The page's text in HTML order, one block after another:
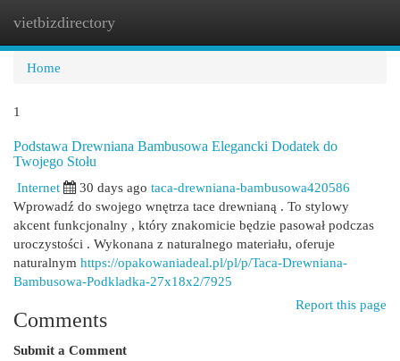
vietbizdirectory
Home
1
Podstawa Drewniana Bambusowa Elegancki Dodatek do
Twojego Stołu
Internet
30 days ago taca-drewniana-bambusowa420586
Wprowadź do swojego wnętrza tace drewnianą . To stylowy
akcent funkcjonalny , który znakomicie będzie pasował podczas
uroczystości . Wykonana z naturalnego materiału, oferuje
naturalnym https://opakowaniadeal.pl/pl/p/Taca-Drewniana-
Bambusowa-Podkladka-27x18x2/7925
Report this page
Comments
Submit a Comment